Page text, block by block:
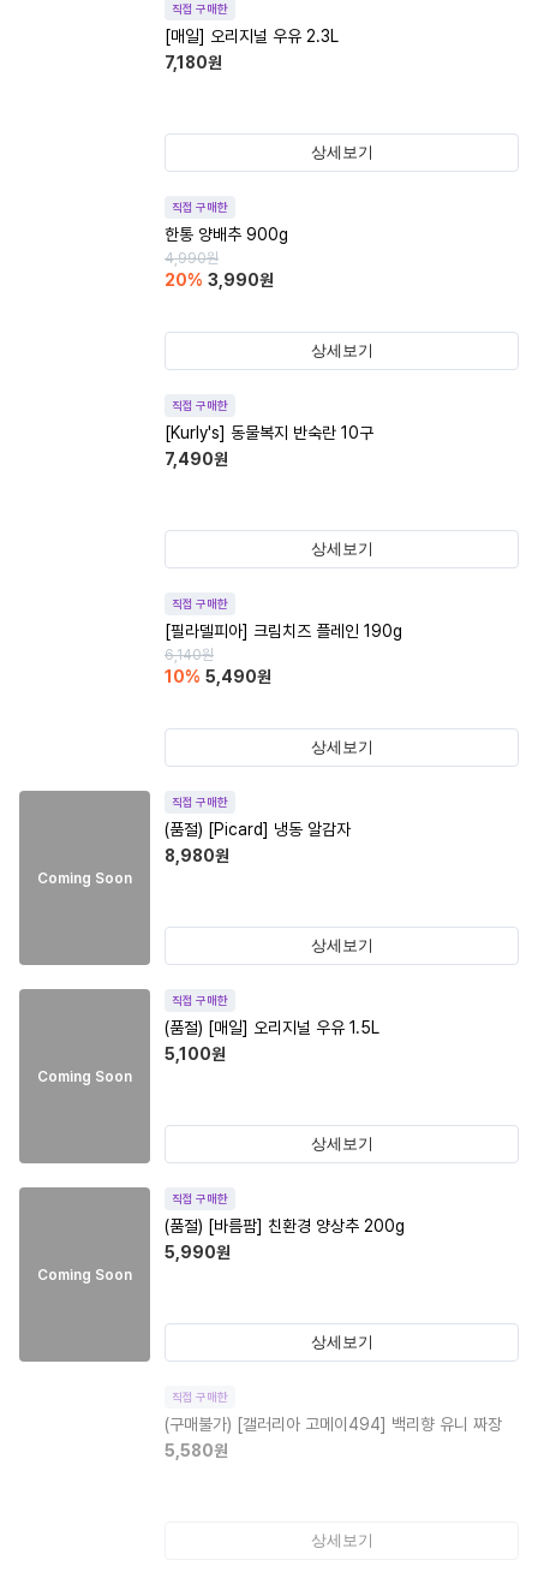
직접 구매한
[매일] 오리지널 우유 2.3L
7,180원
상세보기
직접 구매한
한통 양배추 900g
4,990원
20% 3,990원
상세보기
직접 구매한
[Kurly's] 동물복지 반숙란 10구
7,490원
상세보기
직접 구매한
[필라델피아] 크림치즈 플레인 190g
6,140원
10% 5,490원
상세보기
Coming Soon
직접 구매한
(품절) [Picard] 냉동 알감자
8,980원
상세보기
Coming Soon
직접 구매한
(품절) [매일] 오리지널 우유 1.5L
5,100원
상세보기
Coming Soon
직접 구매한
(품절) [바름팜] 친환경 양상추 200g
5,990원
상세보기
직접 구매한
(구매불가) [갤러리아 고메이494] 백리향 유니 짜장
5,580원
상세보기